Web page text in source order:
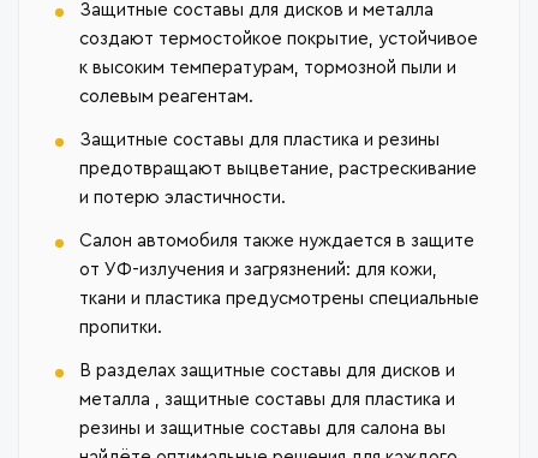
Защитные составы для дисков и металла
создают термостойкое покрытие, устойчивое
к высоким температурам, тормозной пыли и
солевым реагентам.
Защитные составы для пластика и резины
предотвращают выцветание, растрескивание
и потерю эластичности.
Салон автомобиля также нуждается в защите
от УФ-излучения и загрязнений: для кожи,
ткани и пластика предусмотрены специальные
пропитки.
В разделах защитные составы для дисков и
металла , защитные составы для пластика и
резины и защитные составы для салона вы